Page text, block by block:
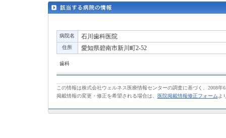
病院名 石川歯科医院
住所 愛知県碧南市新川町2-52
歯科
この情報は株式会社ウェルネス医療情報センターの調査に基づく、2008年
掲載情報の変更・修正を希望される場合は、
医院掲載情報修正フォーム よ